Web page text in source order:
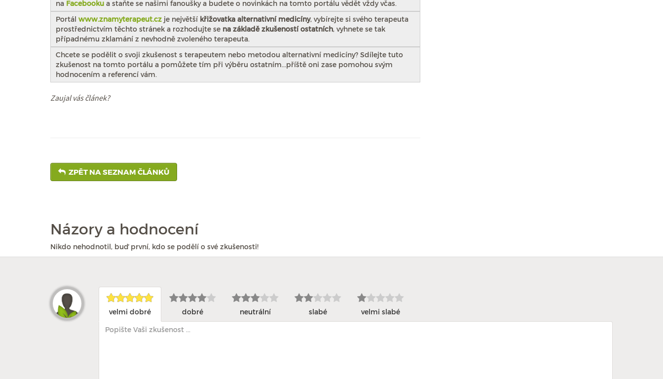
na Facebooku a staňte se našimi fanoušky a budete o novinkách na tomto portálu vědět vždy včas.
Portál www.znamyterapeut.cz je největší křižovatka alternativní medicíny, vybírejte si svého terapeuta
prostřednictvím těchto stránek a rozhodujte se na základě zkušeností ostatních, vyhnete se tak
případnému zklamání z nevhodně zvoleného terapeuta.
Chcete se podělit o svoji zkušenost s terapeutem nebo metodou alternativní medicíny? Sdílejte tuto
zkušenost na tomto portálu a pomůžete tím při výběru ostatním...příště oni zase pomohou svým
hodnocením a referencí vám.
Zaujal vás článek?
ZPĚT NA SEZNAM ČLÁNKŮ
Názory a hodnocení
Nikdo nehodnotil, buď první, kdo se podělí o své zkušenosti!
velmi dobré dobré neutrální slabé velmi slabé